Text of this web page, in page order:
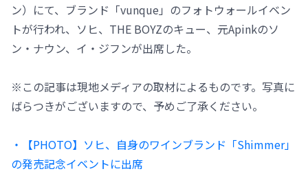
ン）にて、ブランド「vunque」のフォトウォールイベン
トが行われ、ソヒ、THE BOYZのキュー、元Apinkのソ
ン・ナウン、イ・ジフンが出席した。
※この記事は現地メディアの取材によるものです。写真に
ばらつきがございますので、予めご了承ください。
・【PHOTO】ソヒ、自身のワインブランド「Shimmer」
の発売記念イベントに出席